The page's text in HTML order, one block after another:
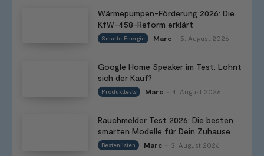
Wärmepumpen-Förderung 2026: Die
KfW-458-Reform erklärt
Smarte Energie Marc 5. August 2026
Google Home Speaker im Test: Lohnt
sich der Kauf?
Produkttests Marc 4. August 2026
Rauchmelder Test 2026: Die besten
smarten Modelle für Dein Zuhause
Bestenlisten Marc 3. August 2026